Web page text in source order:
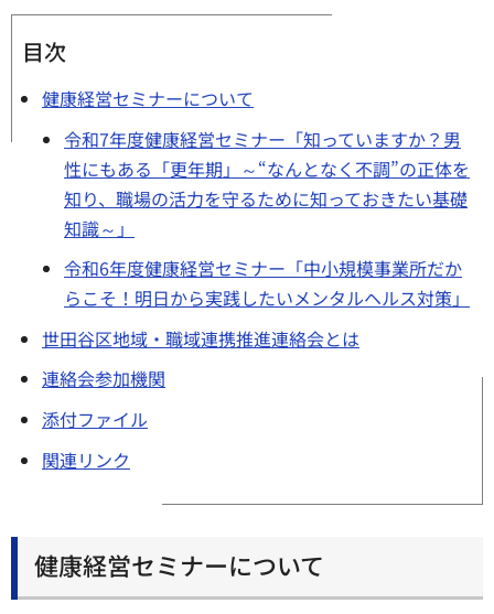
目次
健康経営セミナーについて
令和7年度健康経営セミナー「知っていますか？男
性にもある「更年期」～“なんとなく不調”の正体を
知り、職場の活力を守るために知っておきたい基礎
知識～」
令和6年度健康経営セミナー「中小規模事業所だか
らこそ！明日から実践したいメンタルヘルス対策」
世田谷区地域・職域連携推進連絡会とは
連絡会参加機関
添付ファイル
関連リンク
健康経営セミナーについて